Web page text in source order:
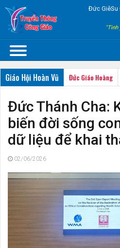
Đức GiêSu
"Tình
Giáo Hội Hoàn Vũ Đức Giáo Hoàng
Đức Thánh Cha:
biến đời sống
dữ liệu để khai
02/06/2026